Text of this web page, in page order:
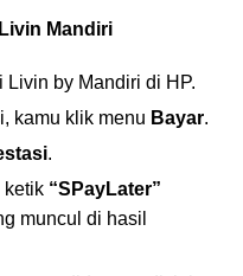
Mandiri
by Mandiri di HP.
kamu klik menu Bayar.
.
ketik “SPayLater”
muncul di hasil